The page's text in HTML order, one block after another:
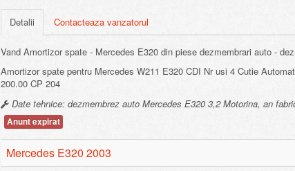
Detalii Contacteaza vanzatorul
Vand Amortizor spate - Mercedes E320 din piese dezmembrari auto -
Amortizor spate pentru Mercedes W211 E320 CDI Nr usi 4 Cutie
200.00 CP 204
Date tehnice: dezmembrez auto Mercedes E320 3,2 Motorina, an
Anunt expirat
Mercedes E320 2003